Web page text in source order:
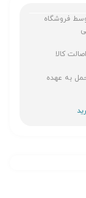
فروشگاه
کالا
به عهده